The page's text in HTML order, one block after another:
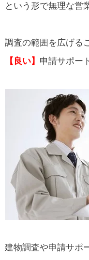
という形で無理な営
調査の範囲を広げる
【良い】 申請サポー
建物調査や申請サポ